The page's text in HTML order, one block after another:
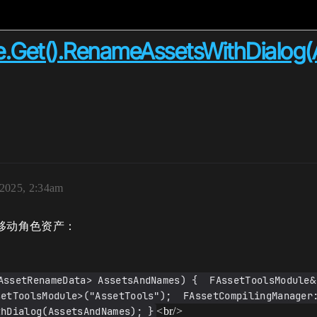
2:34am
动角色资产：
AssetsAndNames) {
} <br/>